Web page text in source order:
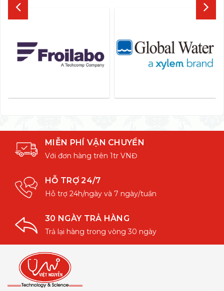
MIỄN PHÍ VẬN CHUYỂN
Với đơn hàng trên 1tr VNĐ
HỖ TRỢ 24/7
Hỗ trợ 24h/ngày và 7 ngày/tuần
30 NGÀY TRẢ HÀNG
Trả lại hàng trong vòng 30 ngày